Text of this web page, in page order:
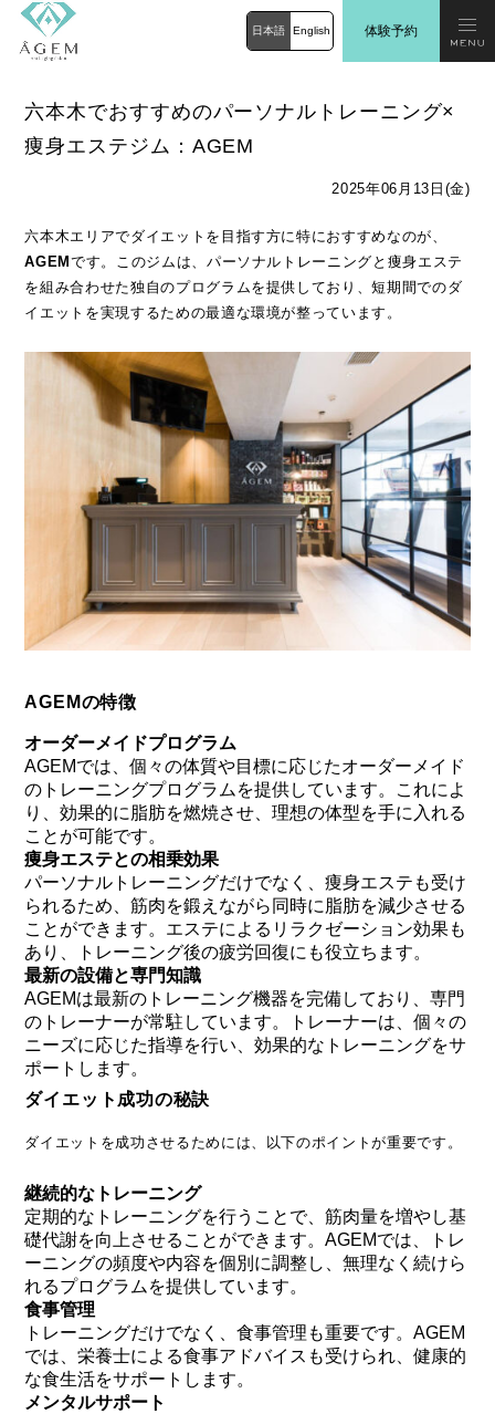
日本語 English 体験予約
六本木でおすすめのパーソナルトレーニング×
痩身エステジム：AGEM
2025年06月13日(金)
六本木エリアでダイエットを目指す方に特におすすめなのが、
AGEMです。このジムは、パーソナルトレーニングと痩身エステ
を組み合わせた独自のプログラムを提供しており、短期間でのダ
イエットを実現するための最適な環境が整っています。
AGEMの特徴
オーダーメイドプログラム
AGEMでは、個々の体質や目標に応じたオーダーメイド
のトレーニングプログラムを提供しています。これによ
り、効果的に脂肪を燃焼させ、理想の体型を手に入れる
ことが可能です。
痩身エステとの相乗効果
パーソナルトレーニングだけでなく、痩身エステも受け
られるため、筋肉を鍛えながら同時に脂肪を減少させる
ことができます。エステによるリラクゼーション効果も
あり、トレーニング後の疲労回復にも役立ちます。
最新の設備と専門知識
AGEMは最新のトレーニング機器を完備しており、専門
のトレーナーが常駐しています。トレーナーは、個々の
ニーズに応じた指導を行い、効果的なトレーニングをサ
ポートします。
ダイエット成功の秘訣
ダイエットを成功させるためには、以下のポイントが重要です。
継続的なトレーニング
定期的なトレーニングを行うことで、筋肉量を増やし基
礎代謝を向上させることができます。AGEMでは、トレ
ーニングの頻度や内容を個別に調整し、無理なく続けら
れるプログラムを提供しています。
食事管理
トレーニングだけでなく、食事管理も重要です。AGEM
では、栄養士による食事アドバイスも受けられ、健康的
な食生活をサポートします。
メンタルサポート